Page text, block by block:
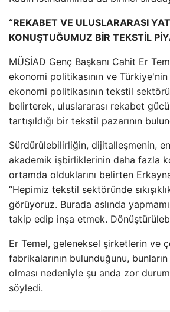
“REKABET VE ULUSLARARASI
KONUŞTUĞUMUZ BİR TEKSTİL
MÜSİAD Genç Başkanı Cahit Er
ekonomi politikasının ve Türkiye'nin
ekonomi politikasının tekstil
belirterek, uluslararası rekabet
tartışıldığı bir tekstil pazarının
Sürdürülebilirliğin, dijitalleşmenin,
akademik işbirliklerinin daha fazla
ortamda olduklarını belirten
“Hepimiz tekstil sektöründe
görüyoruz. Burada aslında
takip edip inşa etmek.
Er Temel, geleneksel şirketlerin ve
fabrikalarının bulunduğunu,
olması nedeniyle şu anda zor
söyledi.